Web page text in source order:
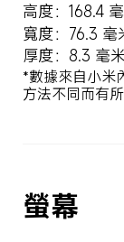
高度：168.4
寬度：76.3 毫
厚度：8.3 毫米
*數據來自小米
方法不同而有所
螢幕